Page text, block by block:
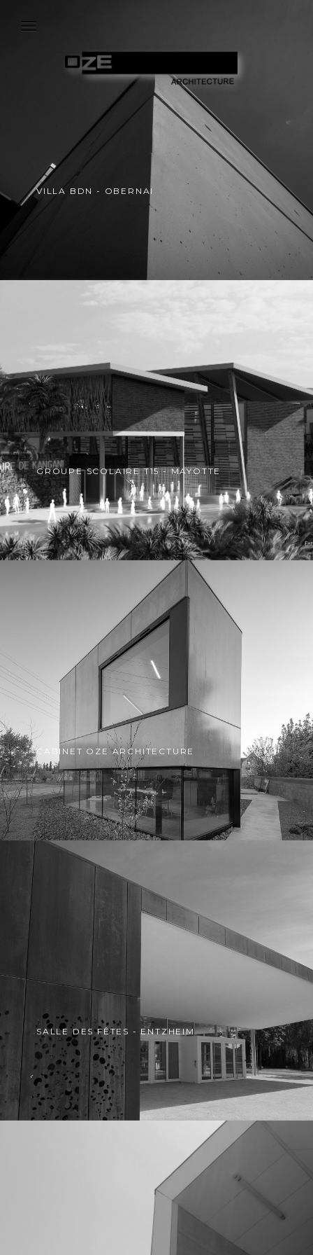
VILLA BDN - OBERNAI
GROUPE SCOLAIRE T15 - MAYOTTE
CABINET OZE ARCHITECTURE
SALLE DES FÊTES - ENTZHEIM